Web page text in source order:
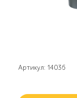
Артикул: 14036